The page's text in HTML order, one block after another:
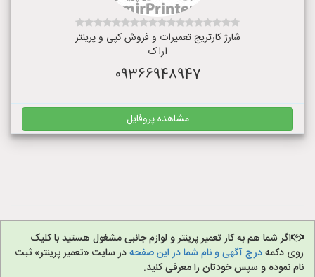
شارژ کارتریج تعمیرات و فروش کپی و پرینتر
اراک
09366948947
مشاهده پروفایل
اگر شما هم به کار تعمیر پرینتر و لوازم جانبی مشغول هستید با کلیک
روی دکمهدرج آگهی و نام شما در این صفحهدر سایت «تعمیر پرینتر» ثبت
نام نموده و سپس خودتان را معرفی کنید.